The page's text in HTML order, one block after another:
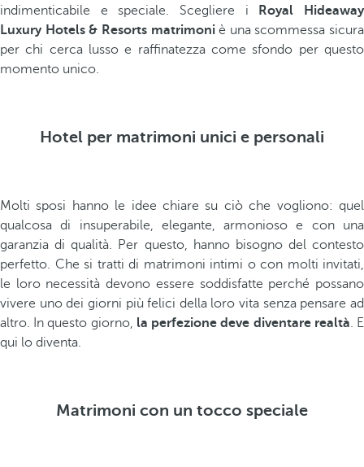
indimenticabile e speciale. Scegliere i
Royal Hideaway
Luxury Hotels & Resorts matrimoniè una scommessa sicura
per chi cerca lusso e raffinatezza come sfondo per questo
momento unico.
Hotel per matrimoni unici e personali
Molti sposi hanno le idee chiare su ciò che vogliono: quel
qualcosa di insuperabile, elegante, armonioso e con una
garanzia di qualità. Per questo, hanno bisogno del contesto
perfetto. Che si tratti di matrimoni intimi o con molti invitati,
le loro necessità devono essere soddisfatte perché possano
vivere uno dei giorni più felici della loro vita senza pensare ad
altro. In questo giorno, la perfezione deve diventare realtà. E
qui lo diventa.
Matrimoni con un tocco speciale